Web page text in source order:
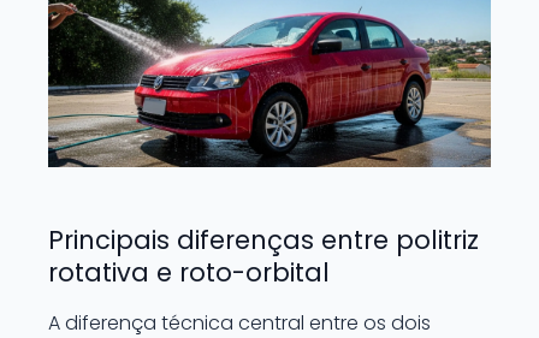
Principais diferenças entre politriz
rotativa e roto-orbital
A diferença técnica central entre os dois